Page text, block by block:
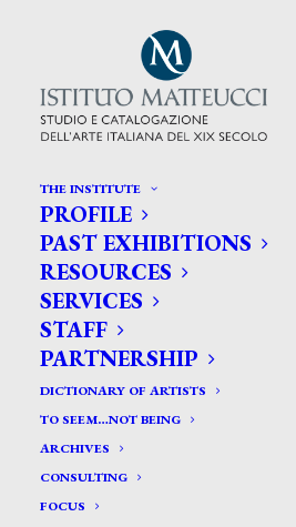
THE INSTITUTE
PROFILE
PAST EXHIBITIONS
RESOURCES
SERVICES
STAFF
PARTNERSHIP
DICTIONARY OF ARTISTS
TO SEEM…NOT BEING
ARCHIVES
CONSULTING
FOCUS
CERCA TRA GLI ARTISTI:
Search
for:
Ottone Giacomo*